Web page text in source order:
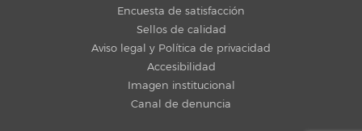
Encuesta de satisfacción
Sellos de calidad
Aviso legal y Política de privacidad
Accesibilidad
Imagen institucional
Canal de denuncia